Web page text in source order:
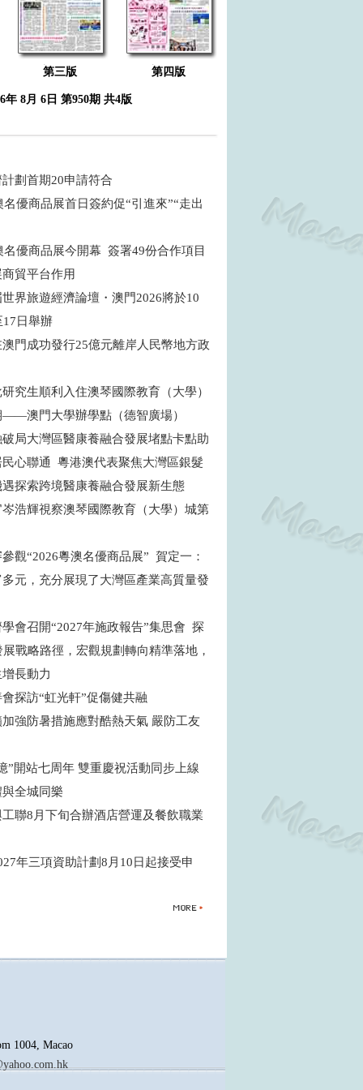
第三版 第四版
年 8月 6日 第950期 共4版
劃首期20申請符合
名優商品展首日簽約促“引進來”“走出
名優商品展今開幕 簽署49份合作項目
貿平台作用
界旅遊經濟論壇・澳門2026將於10
17日舉辦
門成功發行25億元離岸人民幣地方政
究生順利入住澳琴國際教育（大學）
——澳門大學辦學點（德智廣場）
局大灣區醫康養融合發展堵點卡點助
心聯通 粵港澳代表聚焦大灣區銀髮
探索跨境醫康養融合發展新生態
浩輝視察澳琴國際教育（大學）城第
觀“2026粵澳名優商品展” 賀定一：
元，充分展現了大灣區產業高質量發
會召開“2027年施政報告”集思會 探
展戰略路徑，宏觀規劃轉向精準落地，
長動力
探訪“虹光軒”促傷健共融
強防暑措施應對酷熱天氣 嚴防工友
”開站七周年 雙重慶祝活動同步上線
全城同樂
聯8月下旬合辦酒店營運及餐飲職業
年三項資助計劃8月10日起接受申
1004, Macao